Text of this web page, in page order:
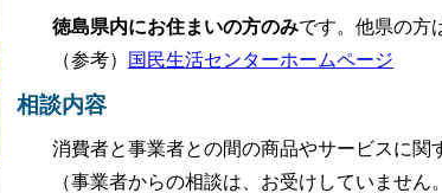
徳島県内にお住まいの方のみです。他県の方
（参考）
国民生活センターホームページ
相談内容
消費者と事業者との間の商品やサービスに関
（事業者からの相談は、お受けしていません